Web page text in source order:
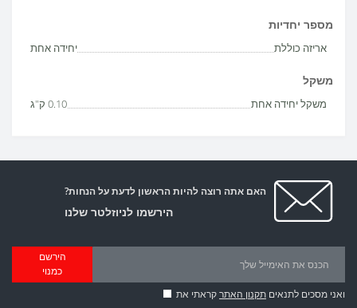
מספר יחדיות
אריזה כוללת יחידה אחת
משקל
משקל יחידה אחת 0.10 ק"ג
האם אתה רוצה להיות הראשון לדעת על הנחות?
הירשמו לניוזלטר שלנו
הירשם
כמנוי
ואני מסכים לתנאים תקנון האתרקראתי את